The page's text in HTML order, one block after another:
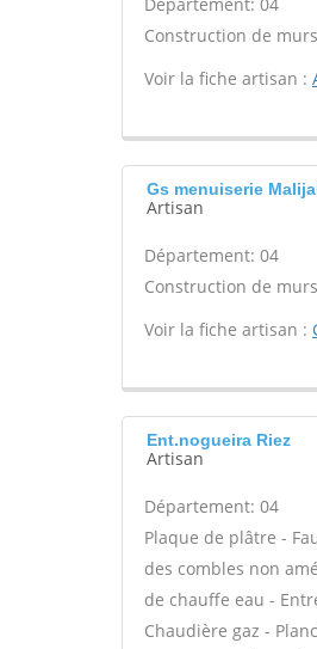
Construction de
Voir la fiche artisan :
Gs menuiserie
Artisan
Département: 04
Construction de
Voir la fiche artisan :
Ent.nogueira Riez
Artisan
Département: 04
Plaque de plâtre -
des combles non
de chauffe eau -
Chaudière gaz -